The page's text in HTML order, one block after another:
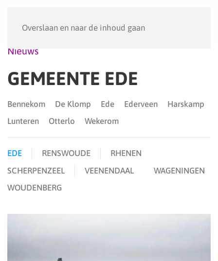
Overslaan en naar de inhoud gaan
Nieuws
GEMEENTE EDE
Bennekom De Klomp Ede Ederveen
Harskamp
Lunteren
Otterlo Wekerom
EDE RENSWOUDE
RHENEN
SCHERPENZEEL
VEENENDAAL
WAGENINGEN
WOUDENBERG